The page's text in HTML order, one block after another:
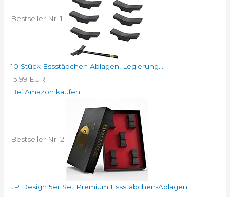
Bestseller Nr. 1
10 Stück Essstäbchen Ablagen, Legierung...
15,99 EUR
Bei Amazon kaufen
Bestseller Nr. 2
JP Design 5er Set Premium Essstäbchen-Ablagen...